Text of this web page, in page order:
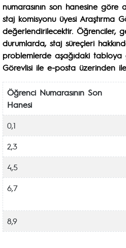
numarasının son hanesine
staj komisyonu üyesi Araştırma
değerlendirilecektir. Öğrenciler,
durumlarda, staj süreçleri
problemlerde aşağıdaki tabloya
Görevlisi ile e-posta üzerinden
Öğrenci Numarasının Son
Hanesi
0,1
2,3
4,5
6,7
8,9